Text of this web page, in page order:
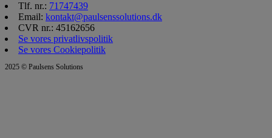
Tlf. nr.: 71747439
Email: kontakt@paulsenssolutions.dk
CVR nr.: 45162656
Se vores privatlivspolitik
Se vores Cookiepolitik
2025 © Paulsens Solutions